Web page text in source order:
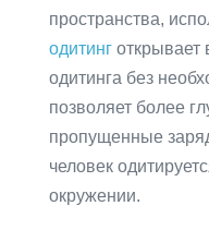
пространства,
одитинг открывает
одитинга без
позволяет более
пропущенные
человек
окружении.